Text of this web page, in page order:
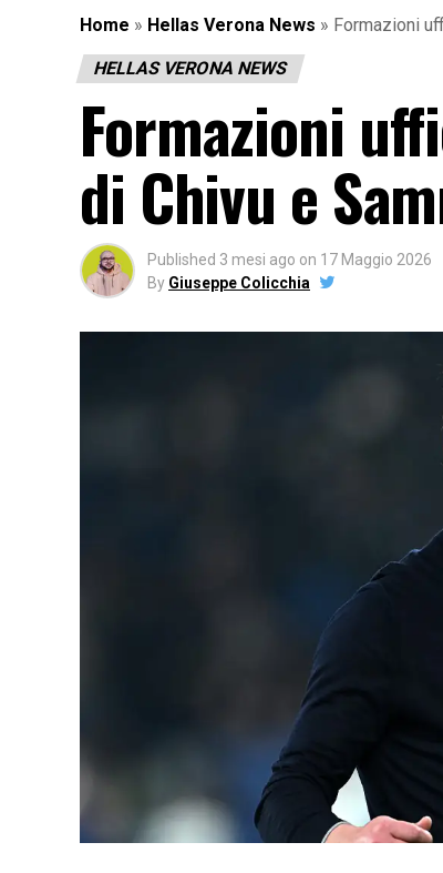
Home » Hellas Verona News » Formazioni
HELLAS VERONA NEWS
Formazioni
di Chivu e
Published 3 mesi ago on 17 Maggio 2026
By Giuseppe Colicchia